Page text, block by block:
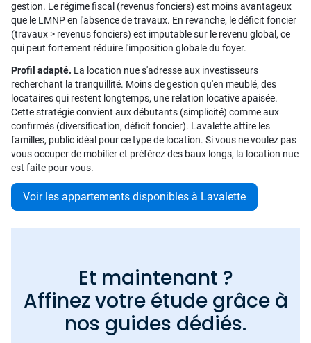
gestion. Le régime fiscal (revenus fonciers) est moins avantageux
que le LMNP en l'absence de travaux. En revanche, le déficit foncier
(travaux > revenus fonciers) est imputable sur le revenu global, ce
qui peut fortement réduire l'imposition globale du foyer.
Profil adapté. La location nue s'adresse aux investisseurs
recherchant la tranquillité. Moins de gestion qu'en meublé, des
locataires qui restent longtemps, une relation locative apaisée.
Cette stratégie convient aux débutants (simplicité) comme aux
confirmés (diversification, déficit foncier). Lavalette attire les
familles, public idéal pour ce type de location. Si vous ne voulez pas
vous occuper de mobilier et préférez des baux longs, la location nue
est faite pour vous.
Voir les appartements disponibles à Lavalette
Et maintenant ?
Affinez votre étude grâce à
nos guides dédiés.